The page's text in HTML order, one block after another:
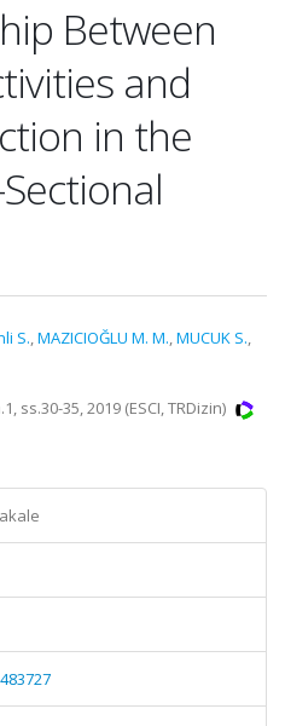
Between
and
in the
S.,MAZICIOĞLU M. M.,MUCUK S.,
ss.30-35, 2019 (ESCI, TRDizin)